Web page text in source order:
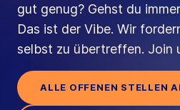
gut genug? Gehst du
Das ist der Vibe. Wir
selbst zu übertreffen. Join
ALLE OFFENEN STELLEN